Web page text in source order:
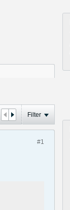
Filter
#1